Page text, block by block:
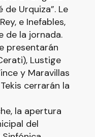
de Urquiza”. Le
e Inefables,
de la jornada.
presentarán
Lustige
y Maravillas
cerrarán la
la apertura
del